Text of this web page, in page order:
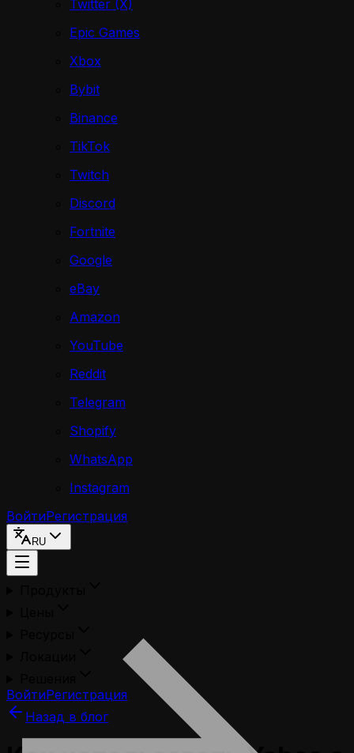
Twitter (X)
Epic Games
Xbox
Bybit
Binance
TikTok
Twitch
Discord
Fortnite
Google
eBay
Amazon
YouTube
Reddit
Telegram
Shopify
WhatsApp
Instagram
ВойтиРегистрация
RU
ВойтиРегистрация
Назад в блог